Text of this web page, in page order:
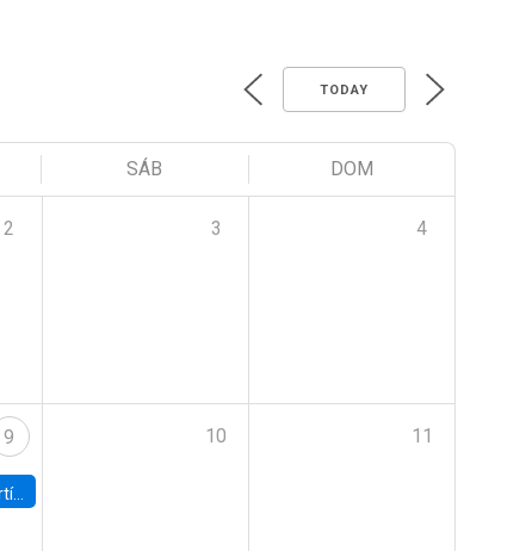
TODAY
SÁB DOM
2 3 4
9
UC
10 11